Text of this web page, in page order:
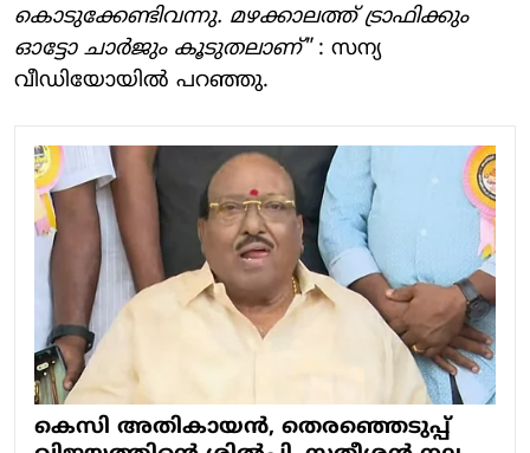
കൊടുക്കേണ്ടിവന്നു. മഴക്കാലത്ത് ട്രാഫിക്കും
ഓട്ടോ ചാര്‍ജും കൂടുതലാണ്": സന്യ
വീഡിയോയില്‍ പറഞ്ഞു.
കെസി അതികായന്‍, തെരഞ്ഞെടുപ്പ്